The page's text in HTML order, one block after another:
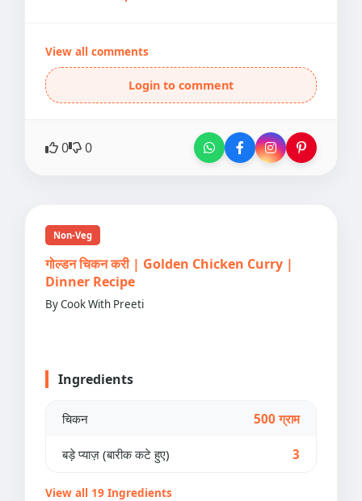
View all comments
Login to comment
0 0
Non-Veg
गोल्डन चिकन करी | Golden Chicken Curry |
Dinner Recipe
By Cook With Preeti
Ingredients
चिकन 500 ग्राम
बड़े प्याज़ (बारीक कटे हुए) 3
View all 19 Ingredients